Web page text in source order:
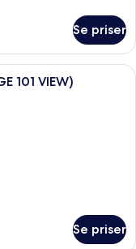
Se priser
hotelværelse med en
101 VIEW)
Se priser